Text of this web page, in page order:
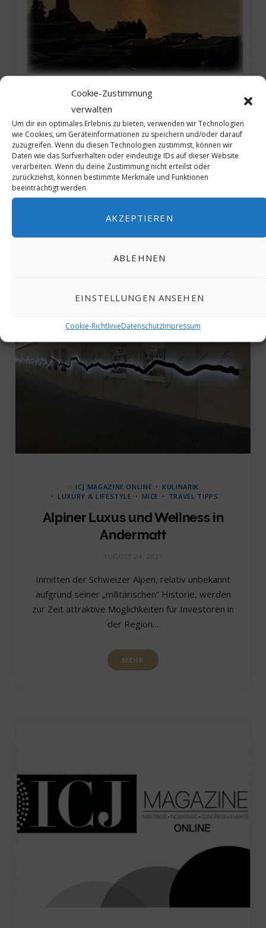
Cookie-Zustimmung
verwalten
Um dir ein optimales Erlebnis zu bieten, verwenden wir Technologien
wie Cookies, um Geräteinformationen zu speichern und/oder darauf
zuzugreifen. Wenn du diesen Technologien zustimmst, können wir
Daten wie das Surfverhalten oder eindeutige IDs auf dieser Website
verarbeiten. Wenn du deine Zustimmung nicht erteilst oder
zurückziehst, können bestimmte Merkmale und Funktionen
beeinträchtigt werden.
AKZEPTIEREN
ABLEHNEN
EINSTELLUNGEN ANSEHEN
Cookie-RichtlinieDatenschutzImpressum
ICJ MAGAZINE ONLINE
Club Med Cefalù
DEZEMBER 14, 2021
Link zum Magazine
MEHR
ICJ MAGAZINE ONLINE
KULINARIK
LUXURY & LIFESTYLE
MICE TRAVEL TIPPS
Alpiner Luxus und Wellness in
Andermatt
Inmitten der Schweizer Alpen, relativ unbekannt
aufgrund seiner „militärischen“ Historie, werden
zur Zeit attraktive Möglichkeiten für Investoren in
der Region…
MEHR